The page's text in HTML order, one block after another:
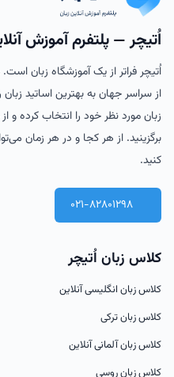
اُتیچر — پلتفرم آموزش
اُتیچر فراتر از یک آموزشگاه زبان
از سراسر جهان به بهترین اساتید
زبان مورد نظر خود را انتخاب کرده و
برگزینید. از هر کجا و در هر زمان
کنید.
021-82801298
کلاس زبان اُتیچر
کلاس زبان انگلیسی آنلاین
کلاس زبان ترکی
کلاس زبان آلمانی آنلاین
کلاس زبان روسی